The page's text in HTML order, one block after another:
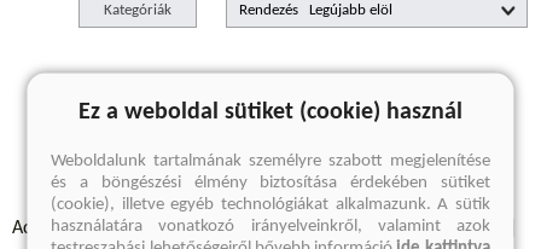
Kategóriák Rendezés
A keresett kifejezésre nincs találat
Adatvédelmi szabályzatok Elállási felmondási nyilatkozat
Ez a weboldal sütiket (cookie) használ
Weboldalunk tartalmának személyre szabott megjelenítése
és a böngészési élmény biztosítása érdekében sütiket
(cookie), illetve egyéb technológiákat alkalmazunk. A sütik
használatára vonatkozó irányelveinkről, valamint azok